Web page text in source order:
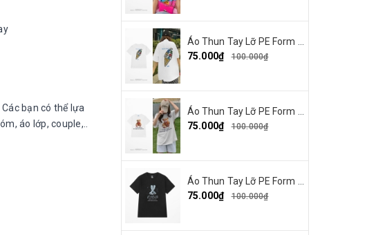
bạn có thể lựa
áo lớp, couple,..
75.000₫
100.000₫
75.000₫
100.000₫
75.000₫
100.000₫